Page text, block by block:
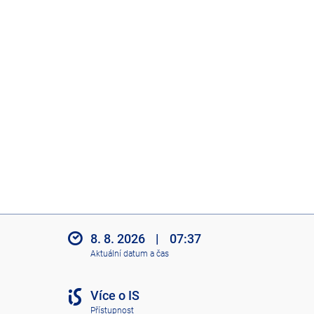
8. 8. 2026 | 07:37
Aktuální datum a čas
Více o IS
Přístupnost